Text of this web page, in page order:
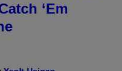
‘Em